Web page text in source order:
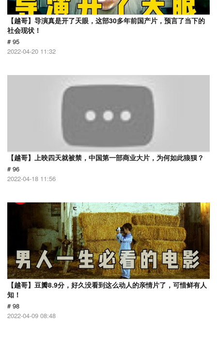
【越哥】导演真是开了天眼，这部30多年前国产片，预言了当下的
社会现状！
# 95
2022-04-20 11:32
【越哥】上映四天就被禁，中国第一部商业大片，为何如此狼狈？
# 96
2022-04-18 11:56
【越哥】豆瓣8.9分，好久没看到这么动人的亲情片了，可惜鲜有人
知！
# 98
2022-04-09 08:48